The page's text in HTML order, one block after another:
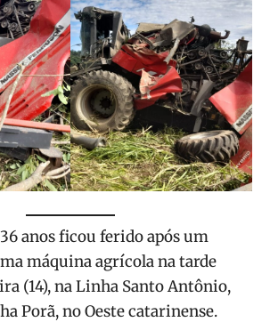
anos ficou ferido após um
máquina agrícola na tarde
(14), na Linha Santo Antônio,
Porã, no Oeste catarinense.